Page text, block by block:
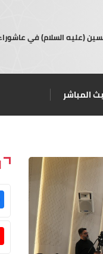
(عليه السلام) في
المباشر